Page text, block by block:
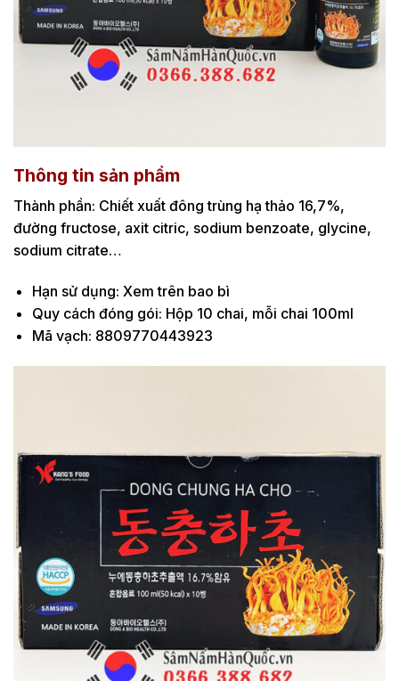
Thông tin sản phẩm
Thành phần: Chiết xuất đông trùng hạ thảo 16,7%,
đường fructose, axit citric, sodium benzoate, glycine,
sodium citrate…
Hạn sử dụng: Xem trên bao bì
Quy cách đóng gói: Hộp 10 chai, mỗi chai 100ml
Mã vạch: 8809770443923